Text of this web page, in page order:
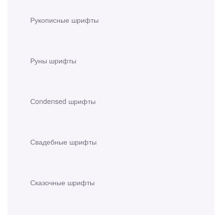
Рукописные шрифты
Руны шрифты
Сondensed шрифты
Свадебные шрифты
Сказочные шрифты